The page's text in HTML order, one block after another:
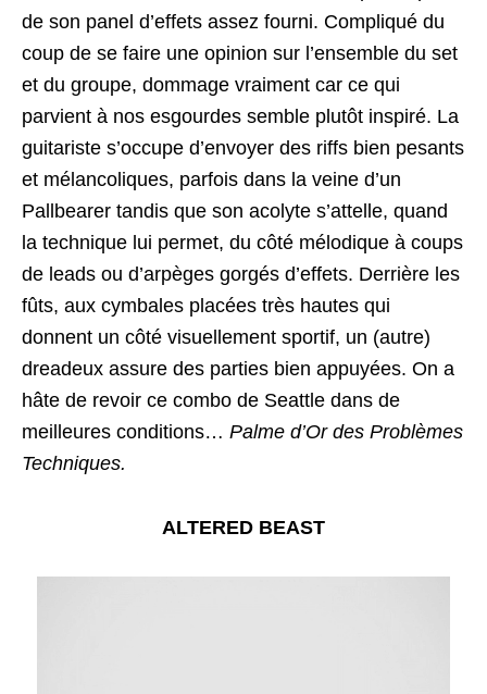
de son panel d’effets assez fourni. Compliqué du
coup de se faire une opinion sur l’ensemble du set
et du groupe, dommage vraiment car ce qui
parvient à nos esgourdes semble plutôt inspiré. La
guitariste s’occupe d’envoyer des riffs bien pesants
et mélancoliques, parfois dans la veine d’un
Pallbearer tandis que son acolyte s’attelle, quand
la technique lui permet, du côté mélodique à coups
de leads ou d’arpèges gorgés d’effets. Derrière les
fûts, aux cymbales placées très hautes qui
donnent un côté visuellement sportif, un (autre)
dreadeux assure des parties bien appuyées. On a
hâte de revoir ce combo de Seattle dans de
meilleures conditions… Palme d’Or des Problèmes
Techniques.
ALTERED BEAST